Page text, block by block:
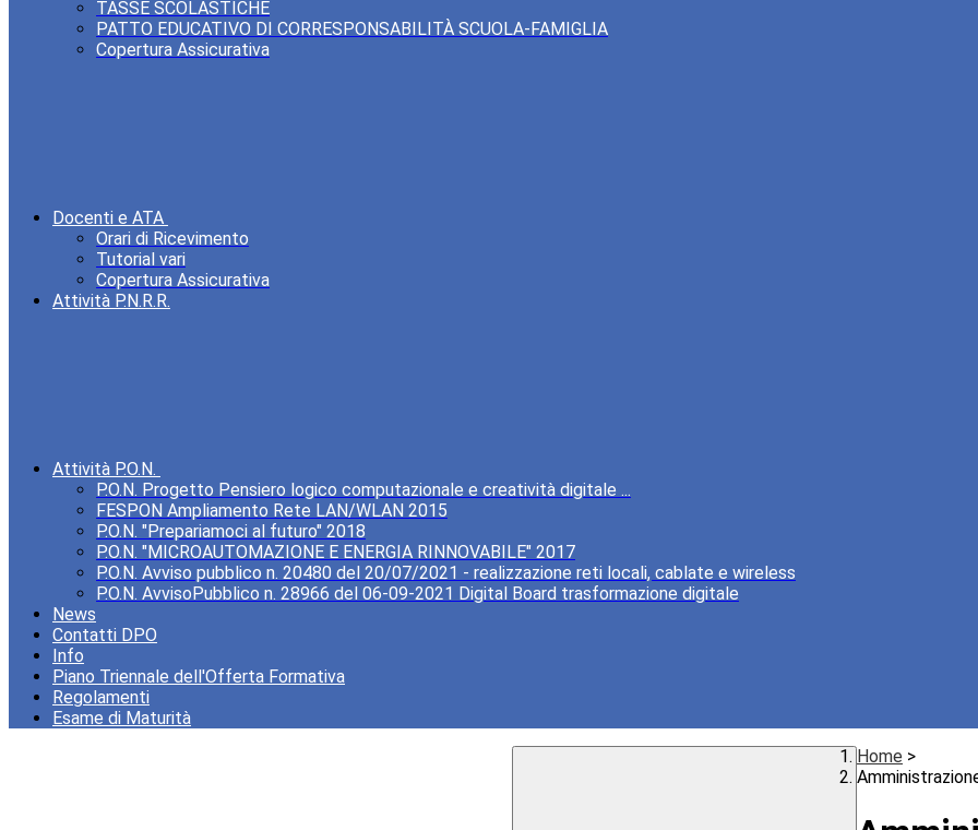
TASSE SCOLASTICHE
PATTO EDUCATIVO DI CORRESPONSABILITÀ SCUOLA-FAMIGLIA
Copertura Assicurativa
Docenti e ATA
Orari di Ricevimento
Tutorial vari
Copertura Assicurativa
Attività P.N.R.R.
Attività P.O.N.
P.O.N. Progetto Pensiero logico computazionale e creatività digitale ...
FESPON Ampliamento Rete LAN/WLAN 2015
P.O.N. "Prepariamoci al futuro" 2018
P.O.N. "MICROAUTOMAZIONE E ENERGIA RINNOVABILE" 2017
P.O.N. Avviso pubblico n. 20480 del 20/07/2021 - realizzazione reti locali, cablate e wireless
P.O.N. AvvisoPubblico n. 28966 del 06-09-2021 Digital Board trasformazione digitale
News
Contatti DPO
Info
Piano Triennale dell'Offerta Formativa
Regolamenti
Esame di Maturità
Home >